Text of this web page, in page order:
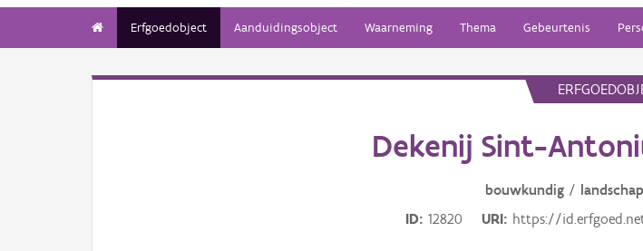
Erfgoedobject Aanduidingsobject Waarneming Thema Gebeurtenis
Dekenij Sint-
bouwkundig/
ID
12820 URI https://